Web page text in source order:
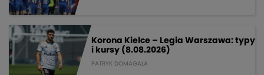
Korona Kielce – Legia Warszawa: typy
i kursy (8.08.2026)
PATRYK DOMAGALA